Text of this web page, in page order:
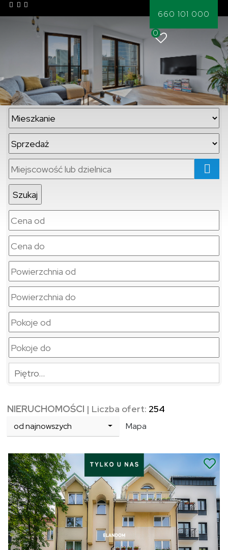
660 101 000
0
Piętro…
NIERUCHOMOŚCI | Liczba ofert: 254
od najnowszych Mapa